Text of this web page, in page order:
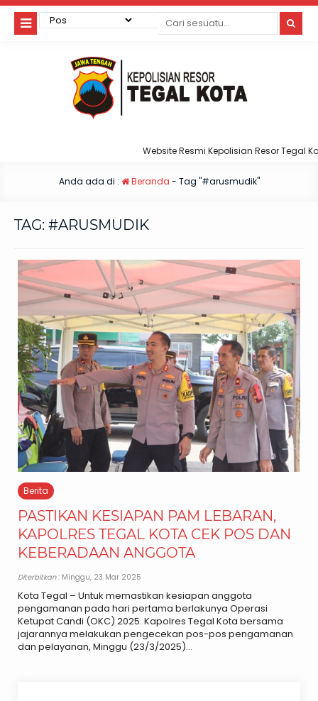
Website Resmi Kepolisian Resor Tegal Kota
Anda ada di : Beranda - Tag "#arusmudik"
TAG: #ARUSMUDIK
Berita
PASTIKAN KESIAPAN PAM LEBARAN,
KAPOLRES TEGAL KOTA CEK POS DAN
KEBERADAAN ANGGOTA
Diterbitkan: Minggu, 23 Mar 2025
Kota Tegal – Untuk memastikan kesiapan anggota
pengamanan pada hari pertama berlakunya Operasi
Ketupat Candi (OKC) 2025. Kapolres Tegal Kota bersama
jajarannya melakukan pengecekan pos-pos pengamanan
dan pelayanan, Minggu (23/3/2025)...